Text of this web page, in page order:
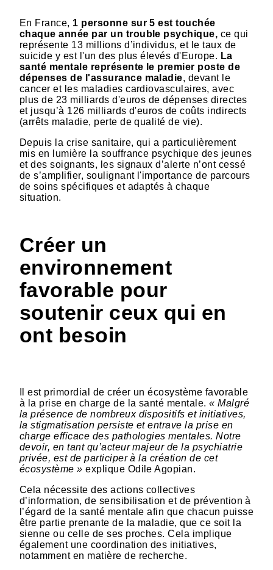
En France, 1 personne sur 5 est touchée
chaque année par un trouble psychique, ce qui
représente 13 millions d’individus, et le taux de
suicide y est l'un des plus élevés d'Europe. La
santé mentale représente le premier poste de
dépenses de l'assurance maladie, devant le
cancer et les maladies cardiovasculaires, avec
plus de 23 milliards d'euros de dépenses directes
et jusqu’à 126 milliards d'euros de coûts indirects
(arrêts maladie, perte de qualité de vie).
Depuis la crise sanitaire, qui a particulièrement
mis en lumière la souffrance psychique des jeunes
et des soignants, les signaux d’alerte n’ont cessé
de s’amplifier, soulignant l'importance de parcours
de soins spécifiques et adaptés à chaque
situation.
Créer un
environnement
favorable pour
soutenir ceux qui en
ont besoin
Il est primordial de créer un écosystème favorable
à la prise en charge de la santé mentale.« Malgré
la présence de nombreux dispositifs et initiatives,
la stigmatisation persiste et entrave la prise en
charge efficace des pathologies mentales. Notre
devoir, en tant qu’acteur majeur de la psychiatrie
privée, est de participer à la création de cet
écosystème »explique Odile Agopian.
Cela nécessite des actions collectives
d’information, de sensibilisation et de prévention à
l’égard de la santé mentale afin que chacun puisse
être partie prenante de la maladie, que ce soit la
sienne ou celle de ses proches. Cela implique
également une coordination des initiatives,
notamment en matière de recherche.